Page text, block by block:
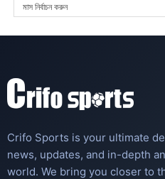
Crifo Sports is your ultimate
news, updates, and in-depth
world. We bring you closer to